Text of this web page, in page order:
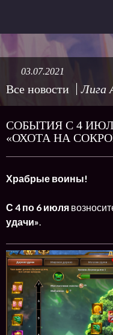
Все новости Лига
03.07.2021
СОБЫТИЯ С 4
«ОХОТА НА
Храбрые воины!
С 4 по 6 июля
удачи».